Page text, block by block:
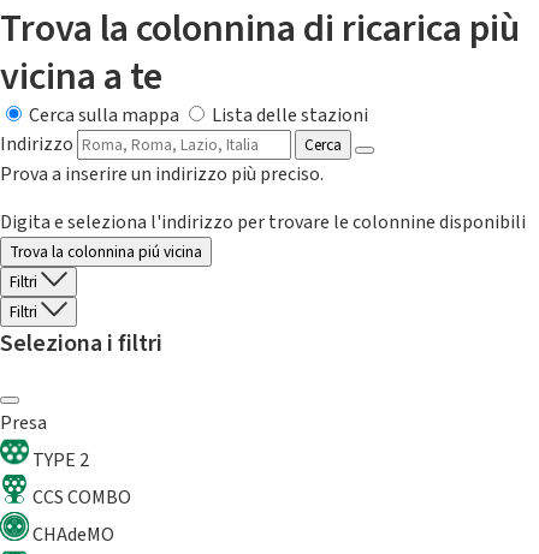
Trova la colonnina di ricarica più
vicina a te
Cerca sulla mappa
Lista delle stazioni
Indirizzo
Cerca
Prova a inserire un indirizzo più preciso.
Digita e seleziona l'indirizzo per trovare le colonnine disponibili
Trova la colonnina piú vicina
Filtri
Filtri
Seleziona i filtri
Presa
TYPE 2
CCS COMBO
CHAdeMO